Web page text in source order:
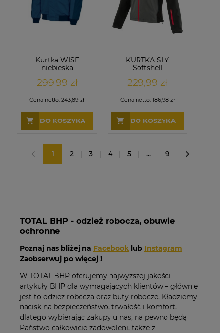
Kurtka WISE
niebieska
299,99 zł
Cena netto: 243,89 zł
DO KOSZYKA
KURTKA SLY
Softshell
229,99 zł
Cena netto: 186,98 zł
DO KOSZYKA
1 2 3 4 5 ... 9
TOTAL BHP - odzież robocza, obuwie
ochronne
Poznaj nas bliżej na Facebook lub Instagram
Zaobserwuj po więcej !
W TOTAL BHP oferujemy najwyższej jakości
artykuły BHP dla wymagających klientów – głównie
jest to odzież robocza oraz buty robocze. Kładziemy
nacisk na bezpieczeństwo, trwałość i komfort,
dlatego wybierając zakupy u nas, na pewno będą
Państwo całkowicie zadowoleni, także z